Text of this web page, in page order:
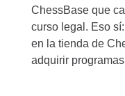
ChessBase que
curso legal. Eso
en la tienda de
adquirir